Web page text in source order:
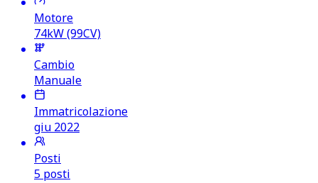
Motore
74kW (99CV)
Cambio
Manuale
Immatricolazione
giu 2022
Posti
5 posti